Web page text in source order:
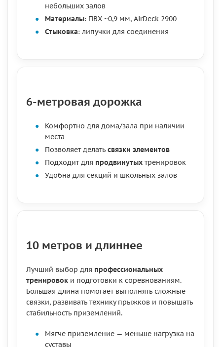
небольших залов
Материалы: ПВХ ~0,9 мм, AirDeck 2900
Стыковка: липучки для соединения
6-метровая дорожка
Комфортно для дома/зала при наличии
места
Позволяет делать связки элементов
Подходит для продвинутых тренировок
Удобна для секций и школьных залов
10 метров и длиннее
Лучший выбор для профессиональных
тренировок и подготовки к соревнованиям.
Большая длина помогает выполнять сложные
связки, развивать технику прыжков и повышать
стабильность приземлений.
Мягче приземление — меньше нагрузка на
суставы